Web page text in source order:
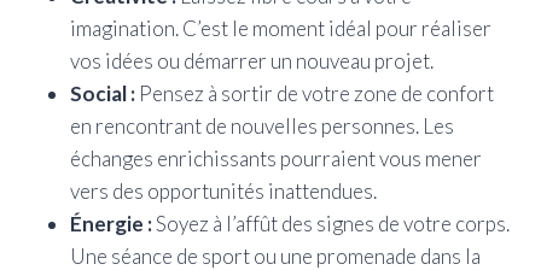
imagination. C’est le moment idéal pour réaliser
vos idées ou démarrer un nouveau projet.
Social : Pensez à sortir de votre zone de confort
en rencontrant de nouvelles personnes. Les
échanges enrichissants pourraient vous mener
vers des opportunités inattendues.
Énergie :Soyez à l’affût des signes de votre corps.
Une séance de sport ou une promenade dans la